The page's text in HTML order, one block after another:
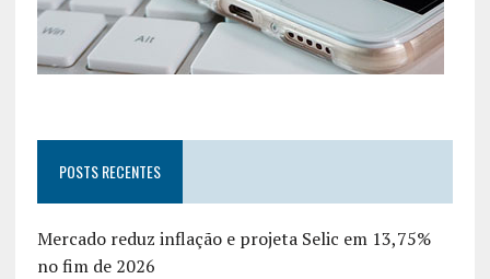
POSTS RECENTES
Mercado reduz inflação e projeta Selic em 13,75%
no fim de 2026